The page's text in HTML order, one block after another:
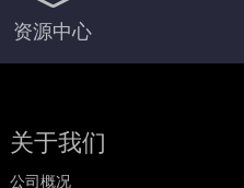
资源中心
关于我们
公司概况